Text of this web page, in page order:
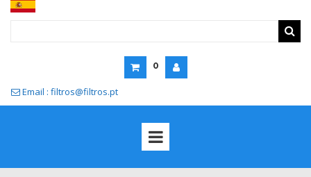
0
 Email : filtros@filtros.pt